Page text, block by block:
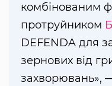
комбінованим
протруйником
DEFENDA для
зернових від
захворювань»,